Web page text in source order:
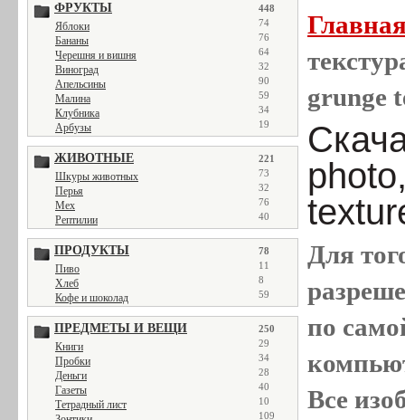
ФРУКТЫ 448
Яблоки 74
Бананы 76
Черешня и вишня 64
Виноград 32
Апельсины 90
Малина 59
Клубника 34
Арбузы 19
ЖИВОТНЫЕ 221
Шкуры животных 73
Перья 32
Мех 76
Рептилии 40
ПРОДУКТЫ 78
Пиво 11
Хлеб 8
Кофе и шоколад 59
ПРЕДМЕТЫ И ВЕЩИ 250
Книги 29
Пробки 34
Деньги 28
Газеты 40
Тетрадный лист 10
109
grunge
Для
по
Все